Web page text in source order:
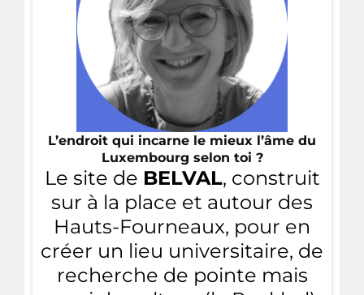
L’endroit qui incarne le mieux l’âme du
Luxembourg selon toi ?
Le site de BELVAL, construit
sur à la place et autour des
Hauts-Fourneaux, pour en
créer un lieu universitaire, de
recherche de pointe mais